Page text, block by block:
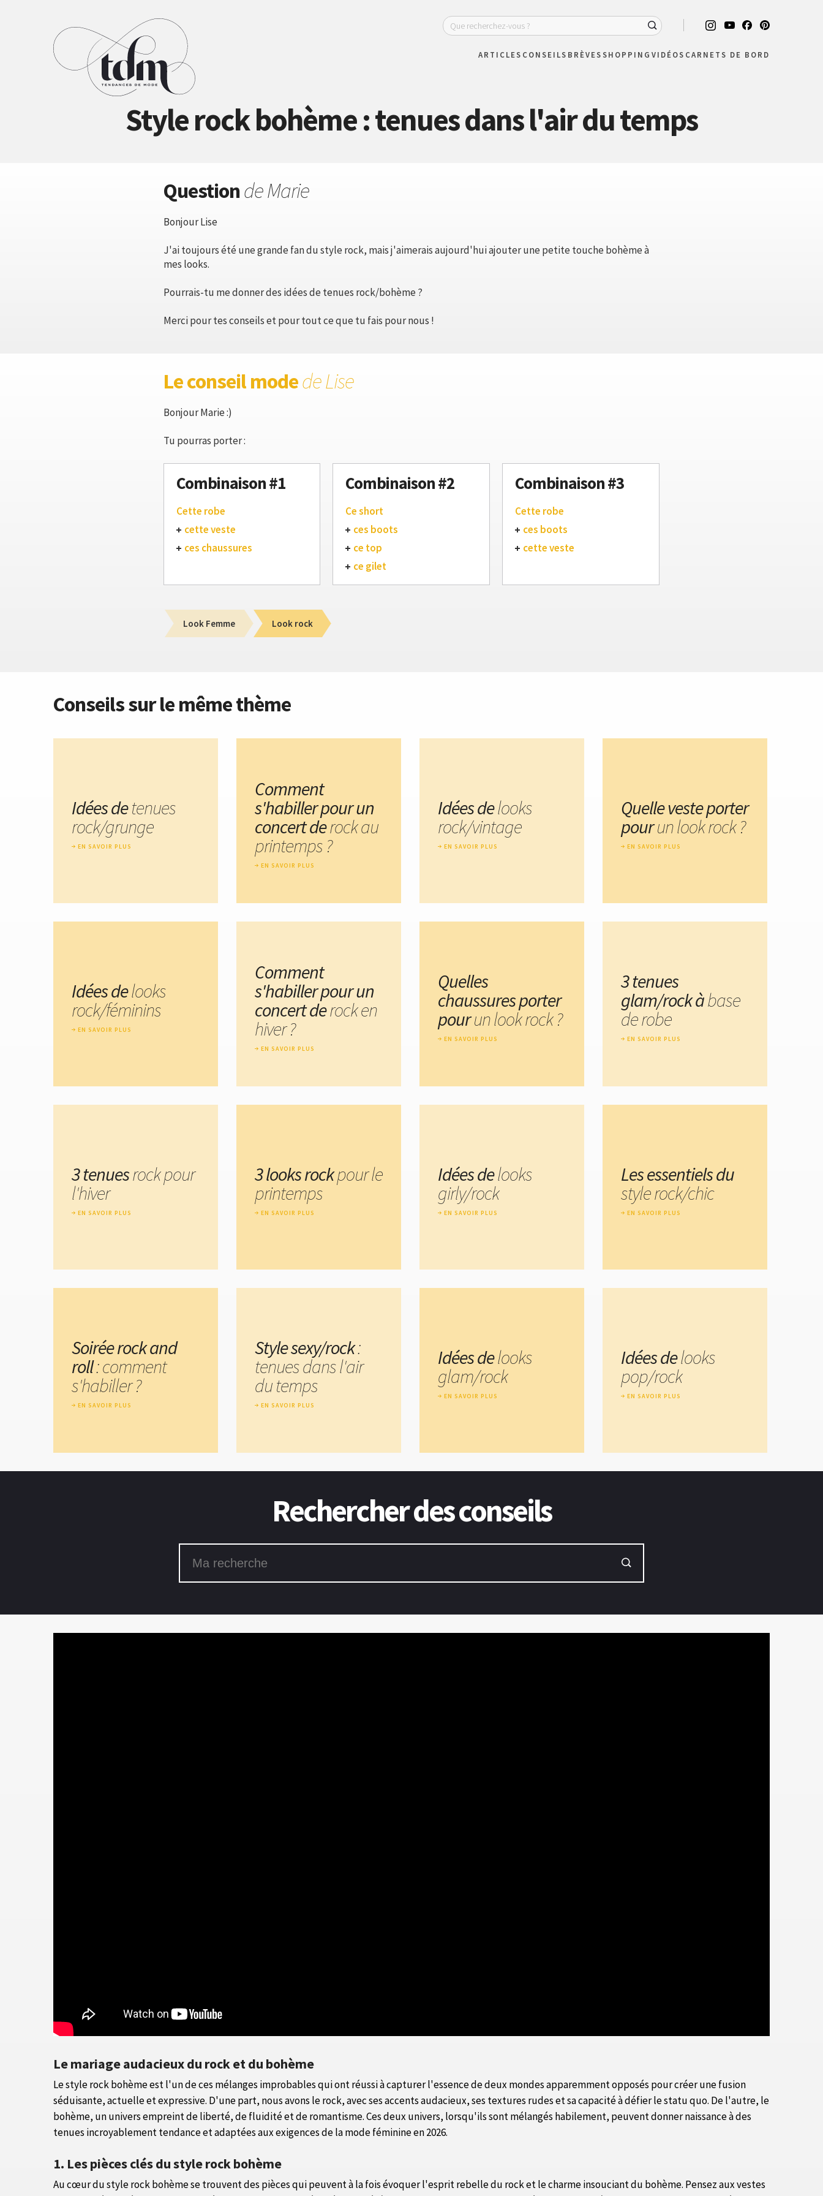
ARTICLES CONSEILS BRÈVESSHOPPING VIDÉOS CARNETS DE BORD
Style rock bohème : tenues dans l'air du temps
Questionde Marie
Bonjour Lise
J'ai toujours été une grande fan du style rock, mais j'aimerais aujourd'hui ajouter une petite touche bohème à
mes looks.
Pourrais-tu me donner des idées de tenues rock/bohème ?
Merci pour tes conseils et pour tout ce que tu fais pour nous !
Le conseil modede Lise
Bonjour Marie :)
Tu pourras porter :
Combinaison #1
Cette robe
cette veste
ces chaussures
Combinaison #2
Ce short
ces boots
ce top
ce gilet
Combinaison #3
Cette robe
ces boots
cette veste
Look Femme Look rock
Le mariage audacieux du rock et du bohème
Le style rock bohème est l'un de ces mélanges improbables qui ont réussi à capturer l'essence de deux mondes apparemment opposés pour créer une fusion
séduisante, actuelle et expressive. D'une part, nous avons le rock, avec ses accents audacieux, ses textures rudes et sa capacité à défier le statu quo. De l'autre, le
bohème, un univers empreint de liberté, de fluidité et de romantisme. Ces deux univers, lorsqu'ils sont mélangés habilement, peuvent donner naissance à des
tenues incroyablement tendance et adaptées aux exigences de la mode féminine en 2026.
1. Les pièces clés du style rock bohème
Au cœur du style rock bohème se trouvent des pièces qui peuvent à la fois évoquer l'esprit rebelle du rock et le charme insouciant du bohème. Pensez aux vestes
Conseils sur le même thème
Idées detenues
rock/grunge
EN SAVOIR PLUS
Comment
s'habiller pour un
concert derock au
printemps ?
EN SAVOIR PLUS
Idées delooks
rock/vintage
EN SAVOIR PLUS
Quelle veste porter
pourun look rock ?
EN SAVOIR PLUS
Idées delooks
rock/féminins
EN SAVOIR PLUS
Comment
s'habiller pour un
concert derock en
hiver ?
EN SAVOIR PLUS
Quelles
chaussures porter
pourun look rock ?
EN SAVOIR PLUS
3 tenues
glam/rock àbase
de robe
EN SAVOIR PLUS
3 tenuesrock pour
l'hiver
EN SAVOIR PLUS
3 looks rockpour le
printemps
EN SAVOIR PLUS
Idées delooks
girly/rock
EN SAVOIR PLUS
Les essentiels du
style rock/chic
EN SAVOIR PLUS
Soirée rock and
roll: comment
s'habiller ?
EN SAVOIR PLUS
Style sexy/rock:
tenues dans l'air
du temps
EN SAVOIR PLUS
Idées delooks
glam/rock
EN SAVOIR PLUS
Idées delooks
pop/rock
EN SAVOIR PLUS
Rechercher des conseils